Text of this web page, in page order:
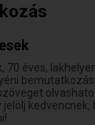
70 éves,
jelölj